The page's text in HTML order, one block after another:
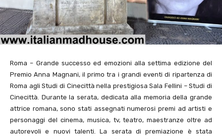
Roma – Grande successo ed emozioni alla settima edizione del
Premio Anna Magnani, il primo tra i grandi eventi di ripartenza di
Roma agli Studi di Cinecittà nella prestigiosa Sala Fellini – Studi di
Cinecittà. Durante la serata, dedicata alla memoria della grande
attrice romana, sono stati assegnati numerosi premi ad artisti e
personaggi del cinema, musica, tv, teatro, maestranze oltre ad
autorevoli e nuovi talenti. La serata di premiazione è stata